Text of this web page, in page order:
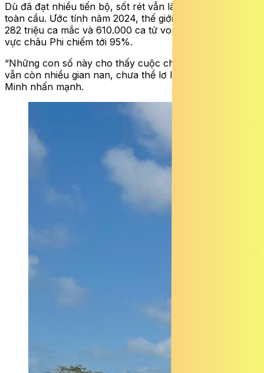
Dù đã đạt nhiều tiến bộ, sốt rét vẫn là thách thức y tế
toàn cầu. Ước tính năm 2024, thế giới ghi nhận khoảng
282 triệu ca mắc và 610.000 ca tử vong, trong đó khu
vực châu Phi chiếm tới 95%.
“Những con số này cho thấy cuộc chiến chống sốt rét
vẫn còn nhiều gian nan, chưa thể lơ là” – TS. Đoàn Bình
Minh nhấn mạnh.